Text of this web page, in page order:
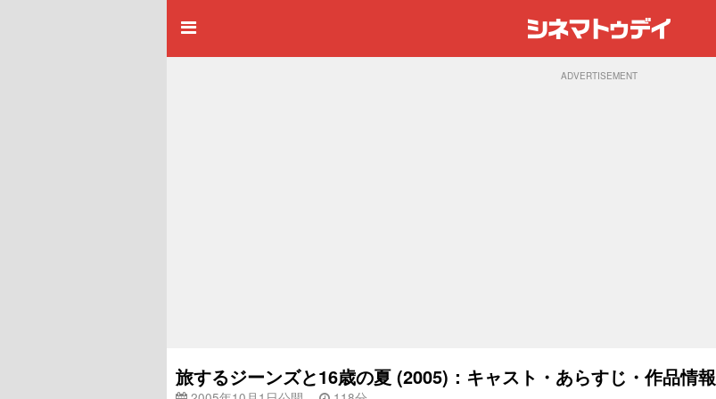
ADVERTISEMENT
旅するジーンズと16歳の夏 (2005)：キャスト・あらすじ・作品情報